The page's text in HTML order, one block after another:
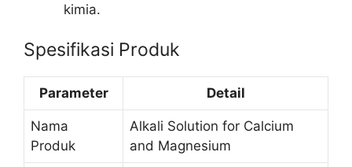
kimia.
Spesifikasi Produk
Parameter Detail
Nama
Produk
Alkali Solution for Calcium
and Magnesium